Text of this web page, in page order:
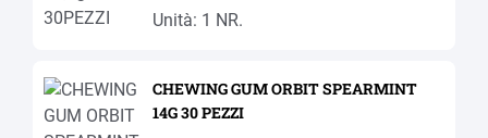
Unità: 1 NR.
CHEWING GUM ORBIT SPEARMINT
14G 30 PEZZI